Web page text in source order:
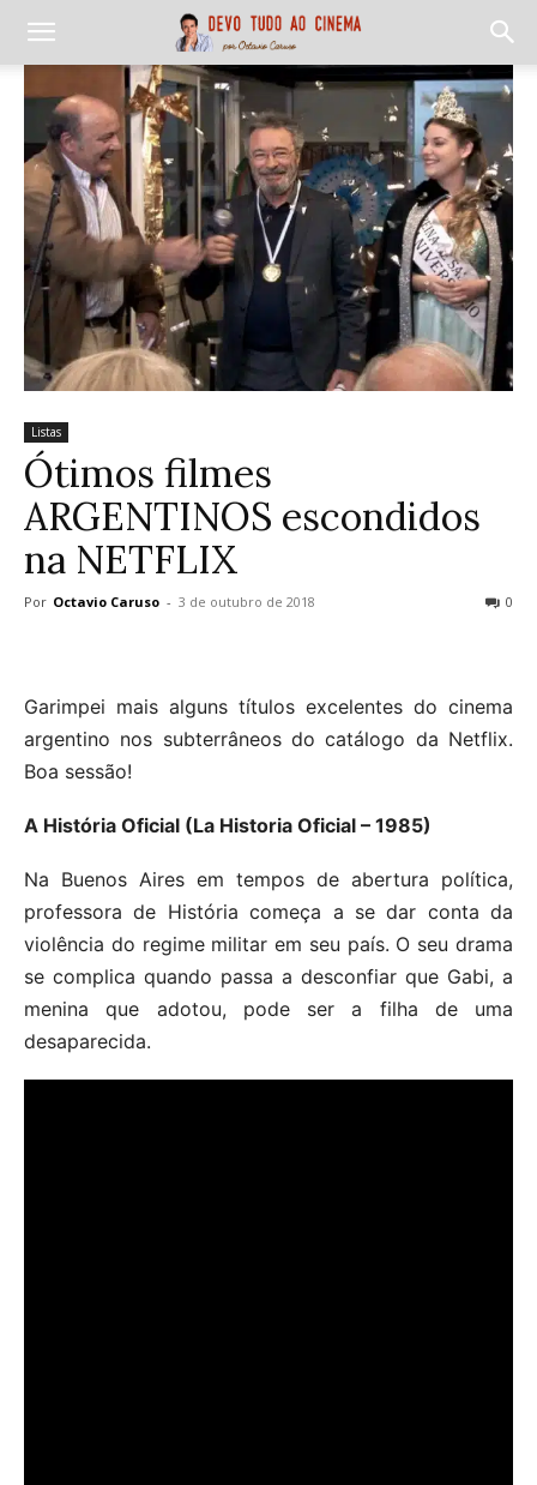
Listas
Ótimos filmes
ARGENTINOS escondidos
na NETFLIX
Por Octavio Caruso - 3 de outubro de 2018 0
Garimpei mais alguns títulos excelentes do cinema
argentino nos subterrâneos do catálogo da Netflix.
Boa sessão!
A História Oficial (La Historia Oficial – 1985)
Na Buenos Aires em tempos de abertura política,
professora de História começa a se dar conta da
violência do regime militar em seu país. O seu drama
se complica quando passa a desconfiar que Gabi, a
menina que adotou, pode ser a filha de uma
desaparecida.